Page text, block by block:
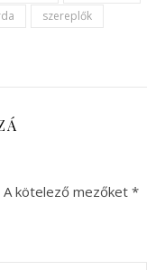
szereplők
A kötelező mezőket *